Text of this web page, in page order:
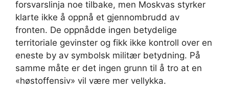
forsvarslinja noe tilbake, men Moskvas styrker
klarte ikke å oppnå et gjennombrudd av
fronten. De oppnådde ingen betydelige
territoriale gevinster og fikk ikke kontroll over en
eneste by av symbolsk militær betydning. På
samme måte er det ingen grunn til å tro at en
«høstoffensiv» vil være mer vellykka.